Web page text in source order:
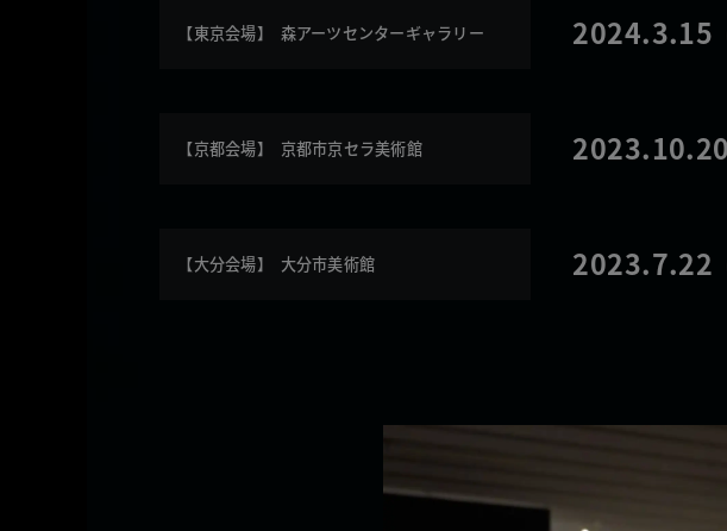
【東京会場】 森アーツセンターギャラリー 2024.3.15
【京都会場】 京都市京セラ美術館 2023.10.20
【大分会場】 大分市美術館 2023.7.22